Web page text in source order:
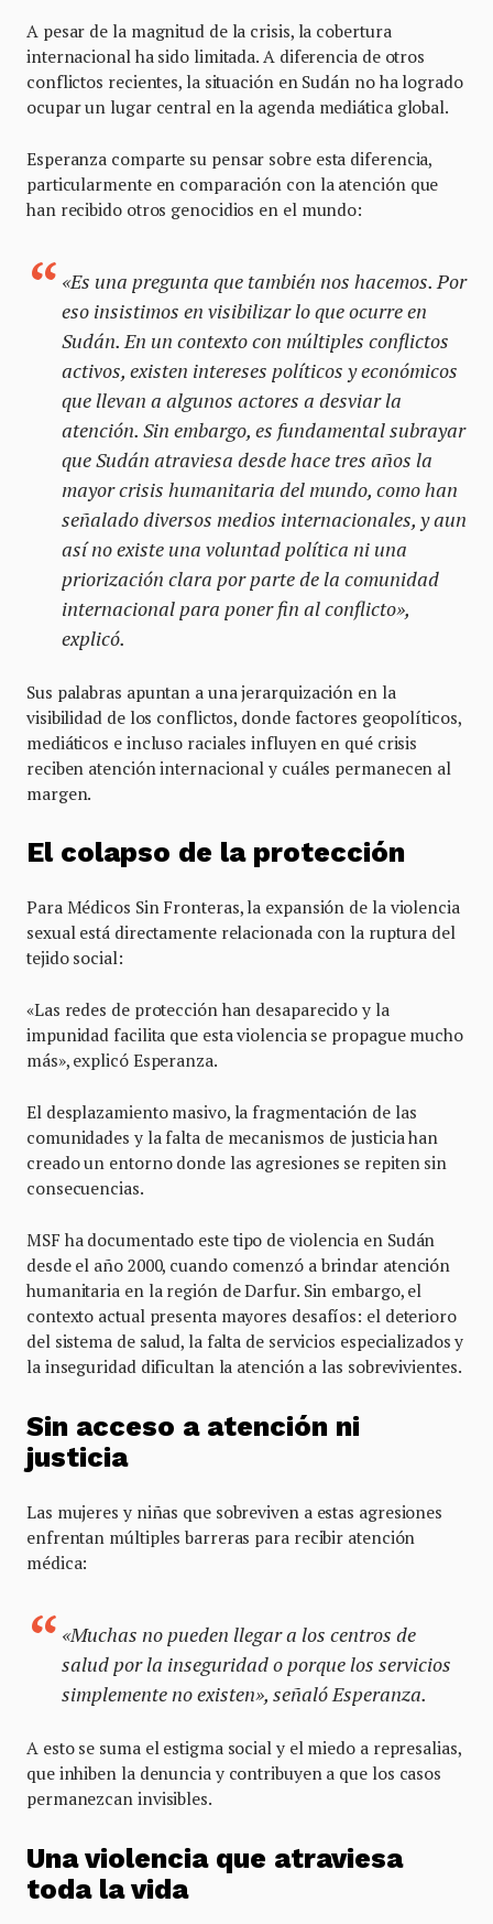
A pesar de la magnitud de la crisis, la cobertura
internacional ha sido limitada. A diferencia de otros
conflictos recientes, la situación en Sudán no ha logrado
ocupar un lugar central en la agenda mediática global.
Esperanza comparte su pensar sobre esta diferencia,
particularmente en comparación con la atención que
han recibido otros genocidios en el mundo:
«Es una pregunta que también nos hacemos. Por
eso insistimos en visibilizar lo que ocurre en
Sudán. En un contexto con múltiples conflictos
activos, existen intereses políticos y económicos
que llevan a algunos actores a desviar la
atención. Sin embargo, es fundamental subrayar
que Sudán atraviesa desde hace tres años la
mayor crisis humanitaria del mundo, como han
señalado diversos medios internacionales, y aun
así no existe una voluntad política ni una
priorización clara por parte de la comunidad
internacional para poner fin al conflicto»,
explicó.
Sus palabras apuntan a una jerarquización en la
visibilidad de los conflictos, donde factores geopolíticos,
mediáticos e incluso raciales influyen en qué crisis
reciben atención internacional y cuáles permanecen al
margen.
El colapso de la protección
Para Médicos Sin Fronteras, la expansión de la violencia
sexual está directamente relacionada con la ruptura del
tejido social:
«Las redes de protección han desaparecido y la
impunidad facilita que esta violencia se propague mucho
más», explicó Esperanza.
El desplazamiento masivo, la fragmentación de las
comunidades y la falta de mecanismos de justicia han
creado un entorno donde las agresiones se repiten sin
consecuencias.
MSF ha documentado este tipo de violencia en Sudán
desde el año 2000, cuando comenzó a brindar atención
humanitaria en la región de Darfur. Sin embargo, el
contexto actual presenta mayores desafíos: el deterioro
del sistema de salud, la falta de servicios especializados y
la inseguridad dificultan la atención a las sobrevivientes.
Sin acceso a atención ni
justicia
Las mujeres y niñas que sobreviven a estas agresiones
enfrentan múltiples barreras para recibir atención
médica:
«Muchas no pueden llegar a los centros de
salud por la inseguridad o porque los servicios
simplemente no existen», señaló Esperanza.
A esto se suma el estigma social y el miedo a represalias,
que inhiben la denuncia y contribuyen a que los casos
permanezcan invisibles.
Una violencia que atraviesa
toda la vida